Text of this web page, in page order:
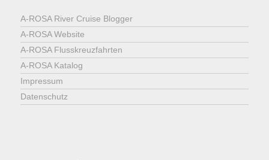
A-ROSA River Cruise Blogger
A-ROSA Website
A-ROSA Flusskreuzfahrten
A-ROSA Katalog
Impressum
Datenschutz